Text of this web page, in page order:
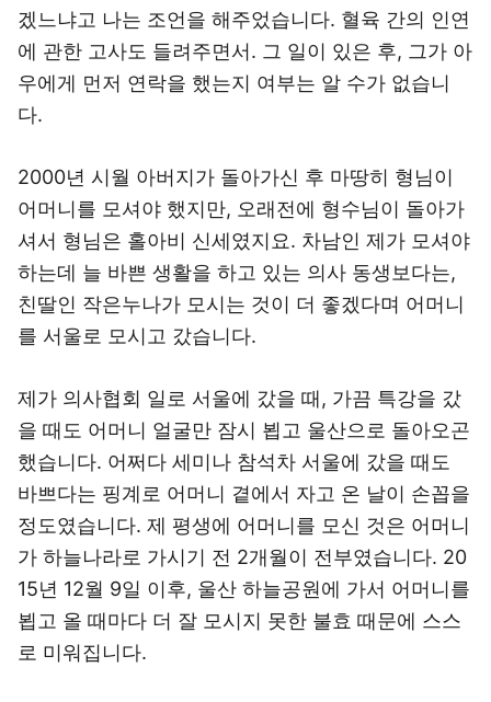
겠느냐고 나는 조언을 해주었습니다. 혈육 간의 인연
에 관한 고사도 들려주면서. 그 일이 있은 후, 그가 아
우에게 먼저 연락을 했는지 여부는 알 수가 없습니
다.
2000년 시월 아버지가 돌아가신 후 마땅히 형님이
어머니를 모셔야 했지만, 오래전에 형수님이 돌아가
셔서 형님은 홀아비 신세였지요. 차남인 제가 모셔야
하는데 늘 바쁜 생활을 하고 있는 의사 동생보다는,
친딸인 작은누나가 모시는 것이 더 좋겠다며 어머니
를 서울로 모시고 갔습니다.
제가 의사협회 일로 서울에 갔을 때, 가끔 특강을 갔
을 때도 어머니 얼굴만 잠시 뵙고 울산으로 돌아오곤
했습니다. 어쩌다 세미나 참석차 서울에 갔을 때도
바쁘다는 핑계로 어머니 곁에서 자고 온 날이 손꼽을
정도였습니다. 제 평생에 어머니를 모신 것은 어머니
가 하늘나라로 가시기 전 2개월이 전부였습니다. 20
15년 12월 9일 이후, 울산 하늘공원에 가서 어머니를
뵙고 올 때마다 더 잘 모시지 못한 불효 때문에 스스
로 미워집니다.